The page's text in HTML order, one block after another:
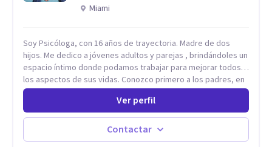
Miami
Soy Psicóloga, con 16 años de trayectoria. Madre de dos
hijos. Me dedico a jóvenes adultos y parejas , brindándoles un
espacio íntimo donde podamos trabajar para mejorar todos
los aspectos de sus vidas. Conozco primero a los padres, en
el caso de niños u adolescentes, para luego seguir la terapia
con sus hijos, apuntalándolos en su futuro personal,
universitario y profesional, siempre conteniendo
paralelamente a los padres y brindándoles un espacio de
seguridad. Hago terapia de pareja y adultos con método
Ver perfil
Contactar